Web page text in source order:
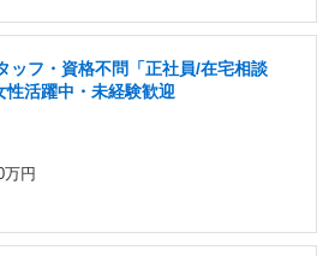
ッフ・資格不問「正社員/在宅相談
性活躍中・未経験歓迎
万円